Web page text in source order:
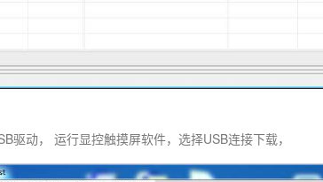
驱动， 运行显控触摸屏软件，选择USB连接下载，